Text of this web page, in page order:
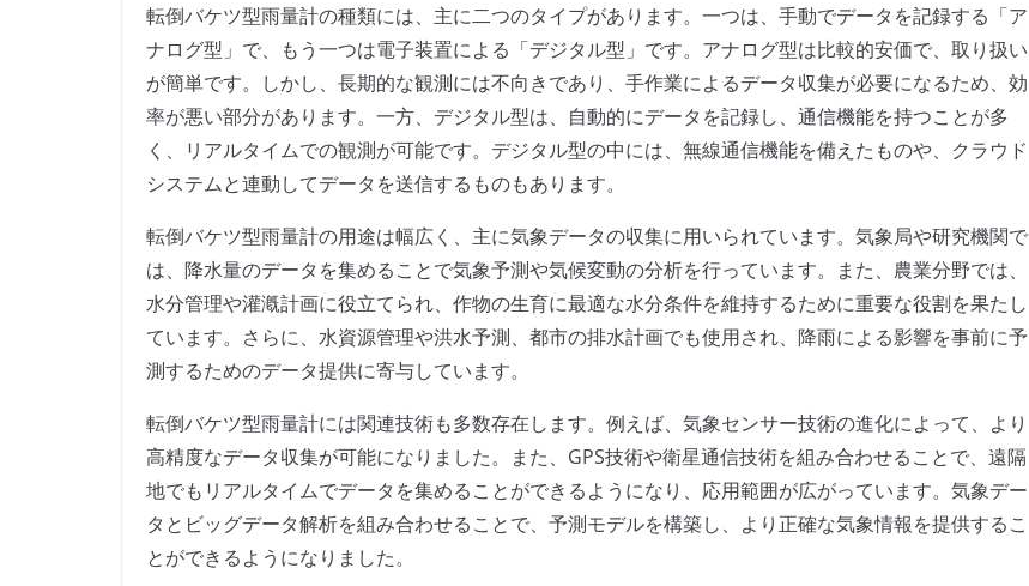
転倒バケツ型雨量計の種類には、主に二つのタイプがあります。一つは、手動でデータを記録する「ア
ナログ型」で、もう一つは電子装置による「デジタル型」です。アナログ型は比較的安価で、取り扱い
が簡単です。しかし、長期的な観測には不向きであり、手作業によるデータ収集が必要になるため、効
率が悪い部分があります。一方、デジタル型は、自動的にデータを記録し、通信機能を持つことが多
く、リアルタイムでの観測が可能です。デジタル型の中には、無線通信機能を備えたものや、クラウド
システムと連動してデータを送信するものもあります。
転倒バケツ型雨量計の用途は幅広く、主に気象データの収集に用いられています。気象局や研究機関で
は、降水量のデータを集めることで気象予測や気候変動の分析を行っています。また、農業分野では、
水分管理や灌漑計画に役立てられ、作物の生育に最適な水分条件を維持するために重要な役割を果たし
ています。さらに、水資源管理や洪水予測、都市の排水計画でも使用され、降雨による影響を事前に予
測するためのデータ提供に寄与しています。
転倒バケツ型雨量計には関連技術も多数存在します。例えば、気象センサー技術の進化によって、より
高精度なデータ収集が可能になりました。また、GPS技術や衛星通信技術を組み合わせることで、遠隔
地でもリアルタイムでデータを集めることができるようになり、応用範囲が広がっています。気象デー
タとビッグデータ解析を組み合わせることで、予測モデルを構築し、より正確な気象情報を提供するこ
とができるようになりました。